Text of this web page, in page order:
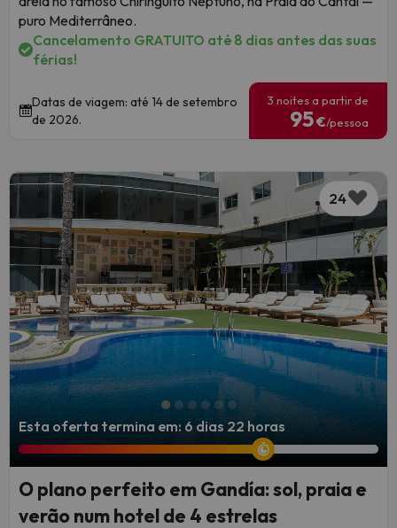
puro Mediterrâneo.
Cancelamento GRATUITO até 8 dias antes das suas
férias!
Datas de viagem: até 14 de setembro
de 2026.
3 noites a partir de
95€/pessoa
24
Esta oferta termina em: 6 dias 22 horas
O plano perfeito em Gandía: sol, praia e
verão num hotel de 4 estrelas